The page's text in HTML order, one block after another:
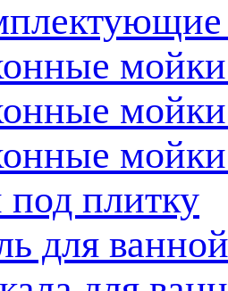
мойки
плитку
для